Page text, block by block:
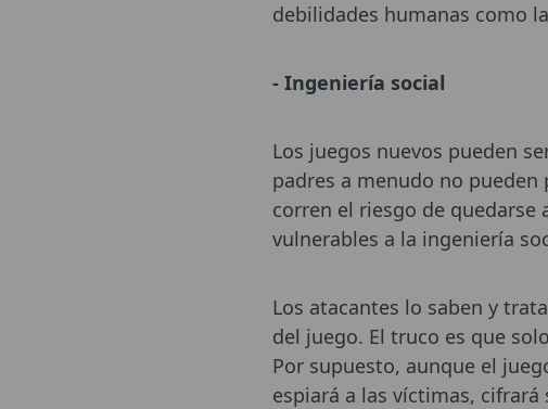
debilidades humanas como
- Ingeniería social
Los juegos nuevos pueden
padres a menudo no
corren el riesgo de quedarse
vulnerables a la ingeniería
Los atacantes lo saben y
del juego. El truco es que
Por supuesto, aunque el
espiará a las víctimas,